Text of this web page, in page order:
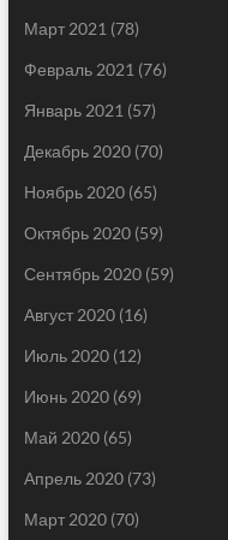
Март 2021 (78)
Февраль 2021 (76)
Январь 2021 (57)
Декабрь 2020(70)
Ноябрь 2020(65)
Октябрь 2020(59)
Сентябрь 2020(59)
Август 2020(16)
Июль 2020(12)
Июнь 2020(69)
Май 2020(65)
Апрель 2020(73)
Март 2020(70)